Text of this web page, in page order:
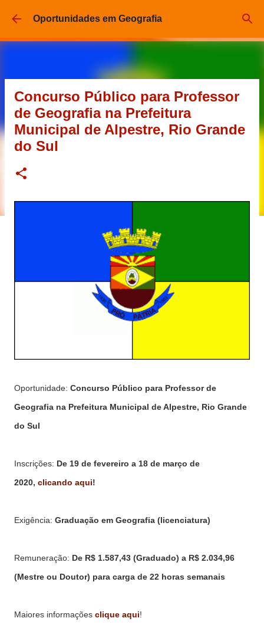
Pular para o conteúdo principal
Oportunidades em Geografia
Concurso Público para Professor
de Geografia na Prefeitura
Municipal de Alpestre, Rio Grande
do Sul
Oportunidade: Concurso Público para Professor de
Geografia na Prefeitura Municipal de Alpestre, Rio Grande
do Sul
Inscrições: De 19 de fevereiro a 18 de março de
2020, clicando aqui!
Exigência: Graduação em Geografia (licenciatura)
Remuneração: De R$ 1.587,43 (Graduado) a R$ 2.034,96
(Mestre ou Doutor) para carga de 22 horas semanais
Maiores informações clique aqui!